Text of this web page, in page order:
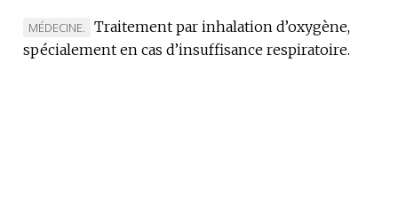
MARQUE
DE
MÉDECINE.
Traitement par inhalation d’oxygène,
spécialement en cas d’insuffisance respiratoire.